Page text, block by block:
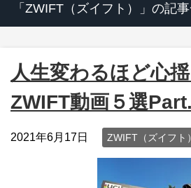
「ZWIFT（ズイフト）」の記
人生変わるほど心
ZWIFT動画５選
2021年6月17日 ZWIFT（ズイフト）